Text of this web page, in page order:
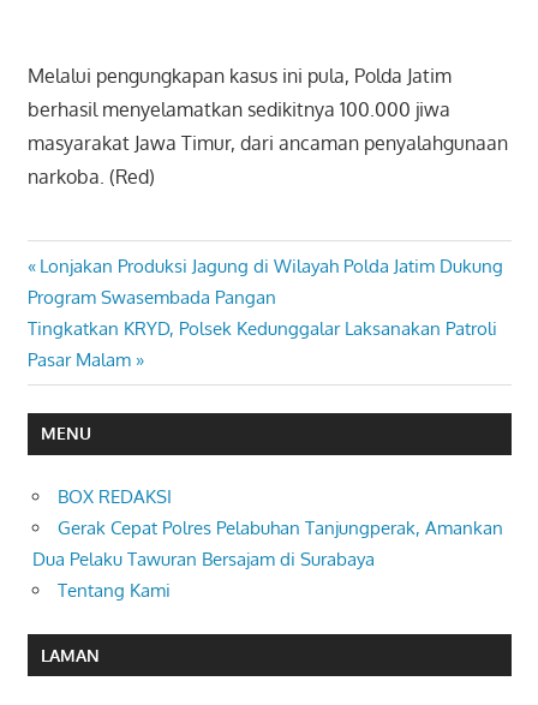
Melalui pengungkapan kasus ini pula, Polda Jatim
berhasil menyelamatkan sedikitnya 100.000 jiwa
masyarakat Jawa Timur, dari ancaman penyalahgunaan
narkoba. (Red)
Navigasi
pos
Previous
Post:
Lonjakan Produksi Jagung di Wilayah Polda Jatim Dukung
Program Swasembada Pangan
Next
Post:
Tingkatkan KRYD, Polsek Kedunggalar Laksanakan Patroli
Pasar Malam
MENU
BOX REDAKSI
Gerak Cepat Polres Pelabuhan Tanjungperak, Amankan
Dua Pelaku Tawuran Bersajam di Surabaya
Tentang Kami
LAMAN